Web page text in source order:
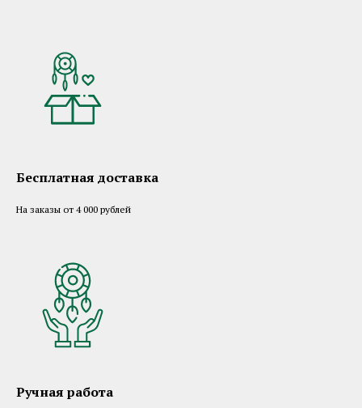
Бесплатная доставка
На заказы от 4 000 рублей
Ручная работа